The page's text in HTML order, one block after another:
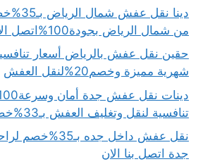
دينا نقل
من شمال الرياض بجودة100%اتصل الان
شهرية مميزة وخصم20%لنقل العفش
تنافسية لنقل وتغليف العفش بـ33%خصم فوري
نقل عفش داخل جده
جدة اتصل بنا الان